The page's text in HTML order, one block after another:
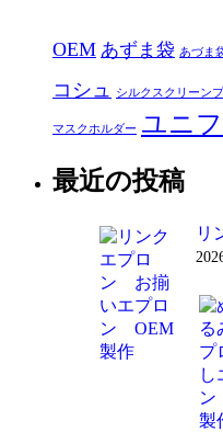
OEM あずま袋 あづま
コシュ
シルクスクリーン
マスクホルダー ユニ
最近の投稿
リ